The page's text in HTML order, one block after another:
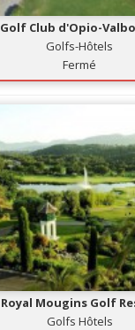
Golf Club d'Opio-
Golfs-Hôtels
Fermé
Royal Mougins Golf
Golfs Hôtels